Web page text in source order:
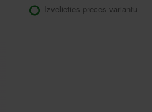
Izvēlieties preces variantu